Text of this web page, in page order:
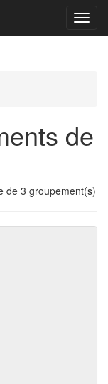
Menu
de
de 3 groupement(s)